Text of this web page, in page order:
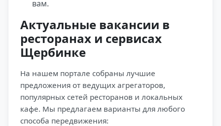
вам.
Актуальные вакансии в
ресторанах и сервисах
Щербинке
На нашем портале собраны лучшие
предложения от ведущих агрегаторов,
популярных сетей ресторанов и локальных
кафе. Мы предлагаем варианты для любого
способа передвижения: